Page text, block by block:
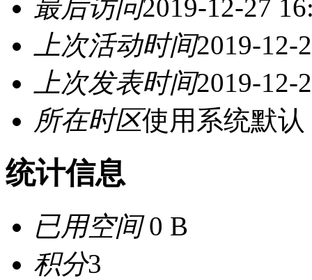
最后访问2019-12-27
上次活动时间2019-12-
上次发表时间2019-12-
所在时区使用系统默认
统计信息
已用空间0 B
积分3